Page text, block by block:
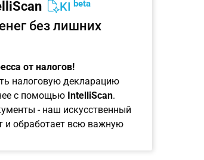
KI beta
без лишних
от налогов!
налоговую декларацию
с помощью IntelliScan.
- наш искусственный
и обработает всю важную